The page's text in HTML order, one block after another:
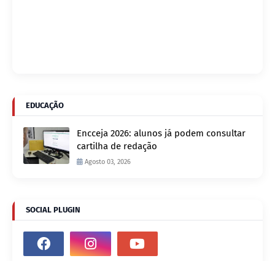
EDUCAÇÃO
Encceja 2026: alunos já podem consultar
cartilha de redação
Agosto 03, 2026
SOCIAL PLUGIN